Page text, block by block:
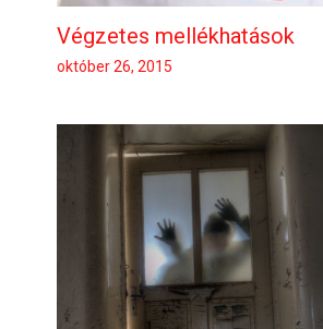
Végzetes mellékhatások
október 26, 2015